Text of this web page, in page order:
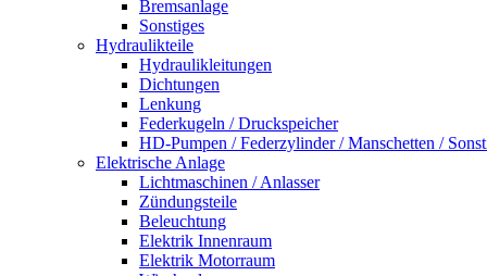
Bremsanlage
Sonstiges
Hydraulikteile
Hydraulikleitungen
Dichtungen
Lenkung
Federkugeln / Druckspeicher
HD-Pumpen / Federzylinder / Manschetten /
Elektrische Anlage
Lichtmaschinen / Anlasser
Zündungsteile
Beleuchtung
Elektrik Innenraum
Elektrik Motorraum